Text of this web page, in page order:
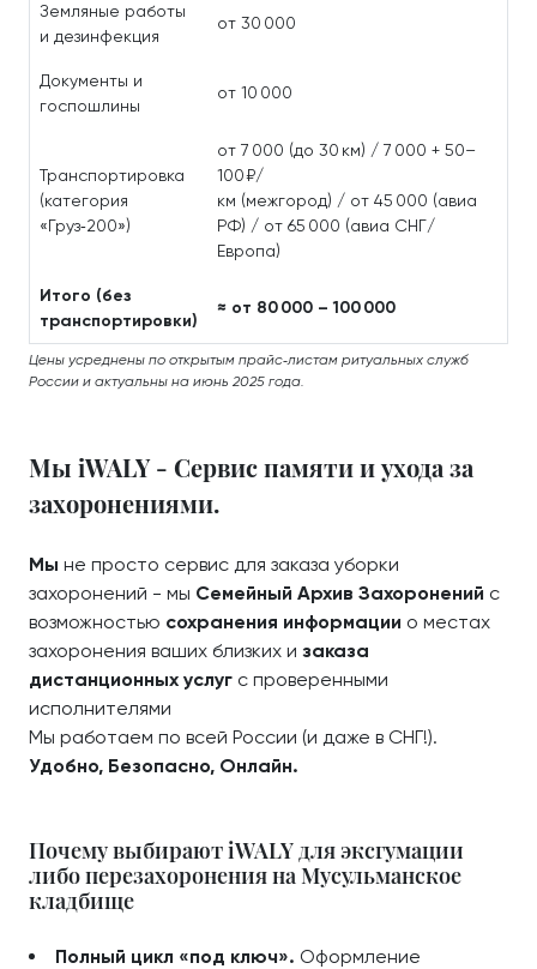
Земляные работы
и дезинфекция
от 30 000
Документы и
госпошлины
от 10 000
Транспортировка
(категория
«Груз‑200»)
от 7 000 (до 30 км) / 7 000 + 50–
100 ₽/
км (межгород) / от 45 000 (авиа
РФ) / от 65 000 (авиа СНГ/
Европа)
Итого (без
транспортировки)
≈ от 80 000 – 100 000
Цены усреднены по открытым прайс‑листам ритуальных служб
России и актуальны на июнь 2025 года.
Мы iWALY - Сервис памяти и ухода за
захоронениями.
Мы не просто сервис для заказа уборки
захоронений - мы Семейный Архив Захоронений с
возможностью сохранения информации о местах
захоронения ваших близких и заказа
дистанционных услуг с проверенными
исполнителями
Мы работаем по всей России (и даже в СНГ!).
Удобно, Безопасно, Онлайн.
Почему выбирают iWALY для эксгумации
либо перезахоронения на Мусульманское
кладбище
Полный цикл «под ключ». Оформление